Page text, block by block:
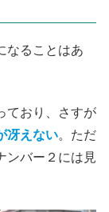
なることはあ
ており、さすが
冴えない。ただ
ンバー２には見